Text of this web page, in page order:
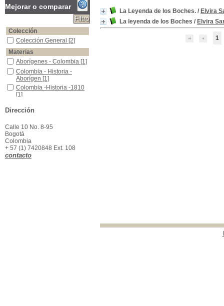
La Leyenda de los Boches. / Elvira
La leyenda de los Boches / Elvira
1
Mejorar o comparar
Colección
Colección General
Colección General [2]
Materias
Aborígenes - Colombia
Aborígenes - Colombia [1]
Colombia - Historia - Aborígen
Colombia - Historia -
Aborígen [1]
Colombia -Historia -1810
Colombia -Historia -1810
[1]
Fuentes
Guerra de Independencia-
-1810-1819
Mitología Indígena
Mitología Indígena
Dirección
Calle 10 No. 8-95
Bogotá
Colombia
+ 57 (1) 7420848 Ext. 108
contacto